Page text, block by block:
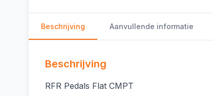
Beschrijving Aanvullende informatie
Beschrijving
RFR Pedals Flat CMPT